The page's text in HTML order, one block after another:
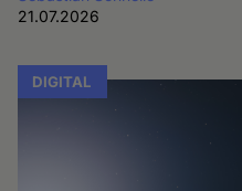
21.07.2026
DIGITAL